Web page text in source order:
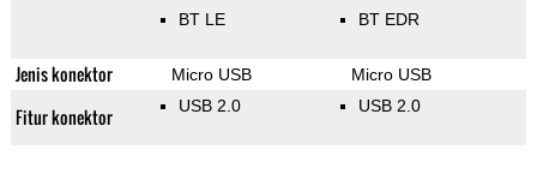
BT LE BT EDR
Jenis konektor Micro USB Micro USB
Fitur konektor USB 2.0 USB 2.0